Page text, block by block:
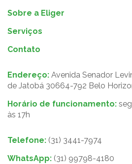
Sobre a Eliger
Serviços
Contato
Endereço: Avenida Senador
de Jatobá 30664-792 Belo
Horário de funcionamento:
às 17h
Telefone: (31) 3441-7974
WhatsApp: (31) 99798-4180